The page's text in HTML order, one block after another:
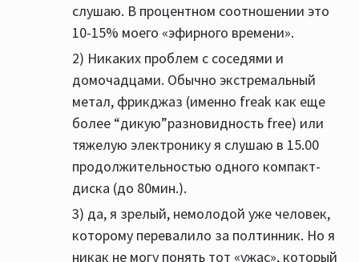
слушаю. В процентном соотношении это
10-15% моего «эфирного времени».
2) Никаких проблем с соседями и
домочадцами. Обычно экстремальный
метал, фрикджаз (именно freak как еще
более “дикую”разновидность free) или
тяжелую электронику я слушаю в 15.00
продолжительностью одного компакт-
диска (до 80мин.).
3) да, я зрелый, немолодой уже человек,
которому перевалило за полтинник. Но я
никак не могу понять тот «ужас», который